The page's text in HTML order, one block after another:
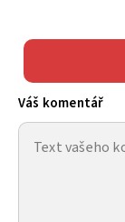
Váš komentář